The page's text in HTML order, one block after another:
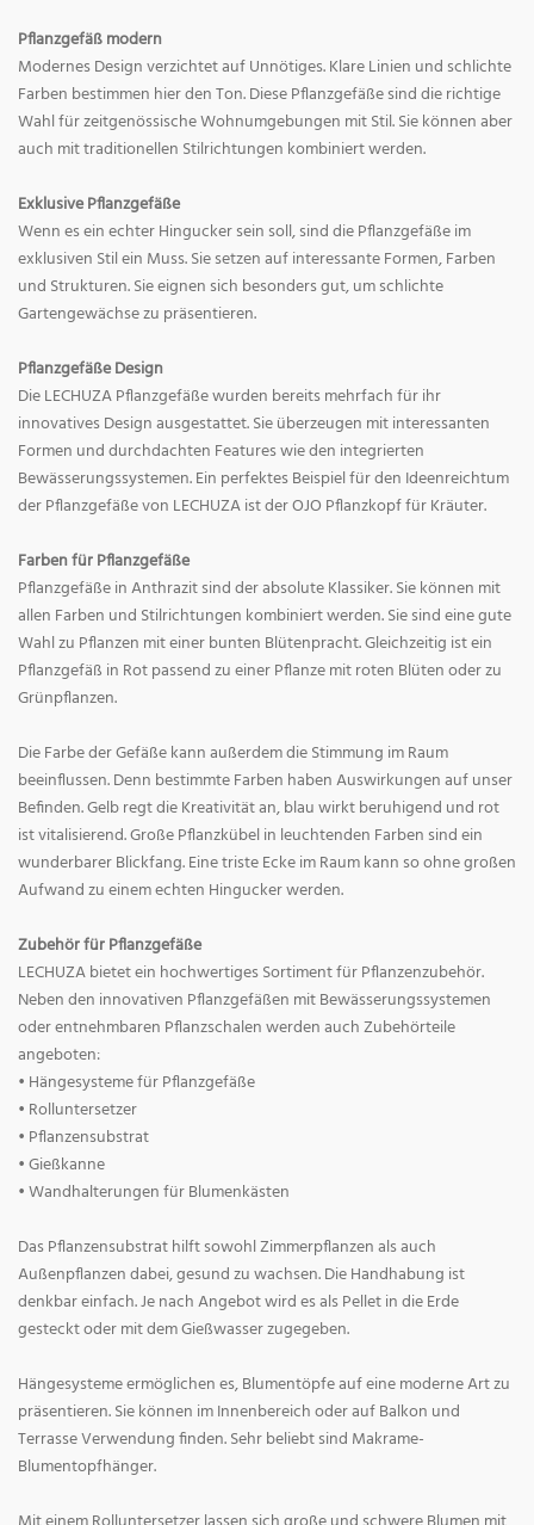
Pflanzgefäß modern
Modernes Design verzichtet auf Unnötiges. Klare Linien und schlichte
Farben bestimmen hier den Ton. Diese Pflanzgefäße sind die richtige
Wahl für zeitgenössische Wohnumgebungen mit Stil. Sie können aber
auch mit traditionellen Stilrichtungen kombiniert werden.
Exklusive Pflanzgefäße
Wenn es ein echter Hingucker sein soll, sind die Pflanzgefäße im
exklusiven Stil ein Muss. Sie setzen auf interessante Formen, Farben
und Strukturen. Sie eignen sich besonders gut, um schlichte
Gartengewächse zu präsentieren.
Pflanzgefäße Design
Die LECHUZA Pflanzgefäße wurden bereits mehrfach für ihr
innovatives Design ausgestattet. Sie überzeugen mit interessanten
Formen und durchdachten Features wie den integrierten
Bewässerungssystemen. Ein perfektes Beispiel für den Ideenreichtum
der Pflanzgefäße von LECHUZA ist der OJO Pflanzkopf für Kräuter.
Farben für Pflanzgefäße
Pflanzgefäße in Anthrazit sind der absolute Klassiker. Sie können mit
allen Farben und Stilrichtungen kombiniert werden. Sie sind eine gute
Wahl zu Pflanzen mit einer bunten Blütenpracht. Gleichzeitig ist ein
Pflanzgefäß in Rot passend zu einer Pflanze mit roten Blüten oder zu
Grünpflanzen.
Die Farbe der Gefäße kann außerdem die Stimmung im Raum
beeinflussen. Denn bestimmte Farben haben Auswirkungen auf unser
Befinden. Gelb regt die Kreativität an, blau wirkt beruhigend und rot
ist vitalisierend. Große Pflanzkübel in leuchtenden Farben sind ein
wunderbarer Blickfang. Eine triste Ecke im Raum kann so ohne großen
Aufwand zu einem echten Hingucker werden.
Zubehör für Pflanzgefäße
LECHUZA bietet ein hochwertiges Sortiment für Pflanzenzubehör.
Neben den innovativen Pflanzgefäßen mit Bewässerungssystemen
oder entnehmbaren Pflanzschalen werden auch Zubehörteile
angeboten:
• Hängesysteme für Pflanzgefäße
• Rolluntersetzer
• Pflanzensubstrat
• Gießkanne
• Wandhalterungen für Blumenkästen
Das Pflanzensubstrat hilft sowohl Zimmerpflanzen als auch
Außenpflanzen dabei, gesund zu wachsen. Die Handhabung ist
denkbar einfach. Je nach Angebot wird es als Pellet in die Erde
gesteckt oder mit dem Gießwasser zugegeben.
Hängesysteme ermöglichen es, Blumentöpfe auf eine moderne Art zu
präsentieren. Sie können im Innenbereich oder auf Balkon und
Terrasse Verwendung finden. Sehr beliebt sind Makrame-
Blumentopfhänger.